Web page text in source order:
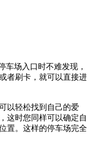
车场入口时不难发现，
者刷卡，就可以直接进
以轻松找到自己的爱
这时您同样可以确定自
置。这样的停车场完全